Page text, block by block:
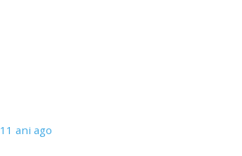
11 ani ago